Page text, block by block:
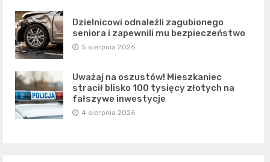
Dzielnicowi odnaleźli zagubionego
seniora i zapewnili mu bezpieczeństwo
5 sierpnia 2026
Uważaj na oszustów! Mieszkaniec
stracił blisko 100 tysięcy złotych na
fałszywe inwestycje
4 sierpnia 2026